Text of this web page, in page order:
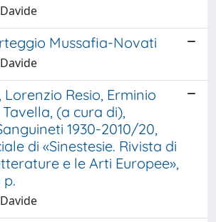
Mussafia-Novati
Resio, Erminio
Tavella, (a cura di),
1930-2010/20,
di «Sinestesie. Rivista di
e le Arti Europee»,
p.